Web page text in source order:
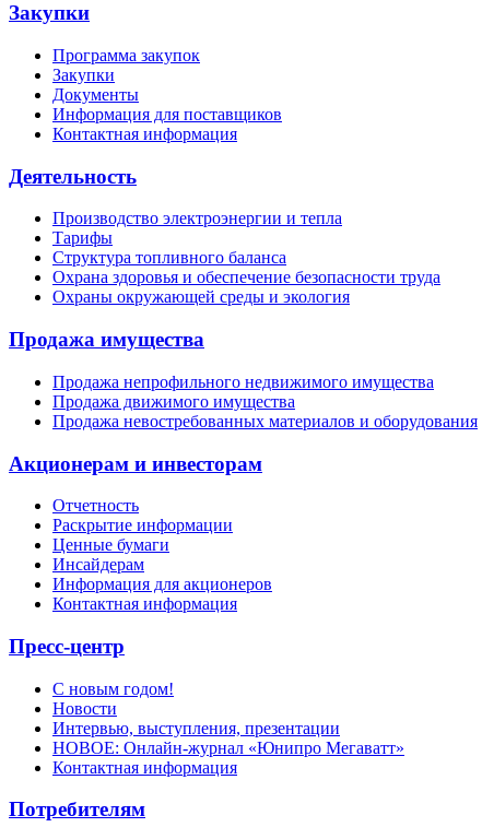
Закупки
Программа закупок
Закупки
Документы
Информация для поставщиков
Контактная информация
Деятельность
Производство электроэнергии и тепла
Тарифы
Структура топливного баланса
Охрана здоровья и обеспечение безопасности труда
Охраны окружающей среды и экология
Продажа имущества
Продажа непрофильного недвижимого имущества
Продажа движимого имущества
Продажа невостребованных материалов и оборудования
Акционерам и инвесторам
Отчетность
Раскрытие информации
Ценные бумаги
Инсайдерам
Информация для акционеров
Контактная информация
Пресс-центр
С новым годом!
Новости
Интервью, выступления, презентации
НОВОЕ: Онлайн-журнал «Юнипро Мегаватт»
Контактная информация
Потребителям